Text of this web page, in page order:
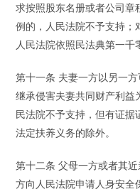
求按照股东名册或者公司章
例的，人民法院不予支持；
人民法院依照民法典第一千
第十一条 夫妻一方以另一
继承侵害夫妻共同财产利益
民法院不予支持，但有证
法定扶养义务的除外。
第十二条 父母一方或者其
方向人民法院申请人身安